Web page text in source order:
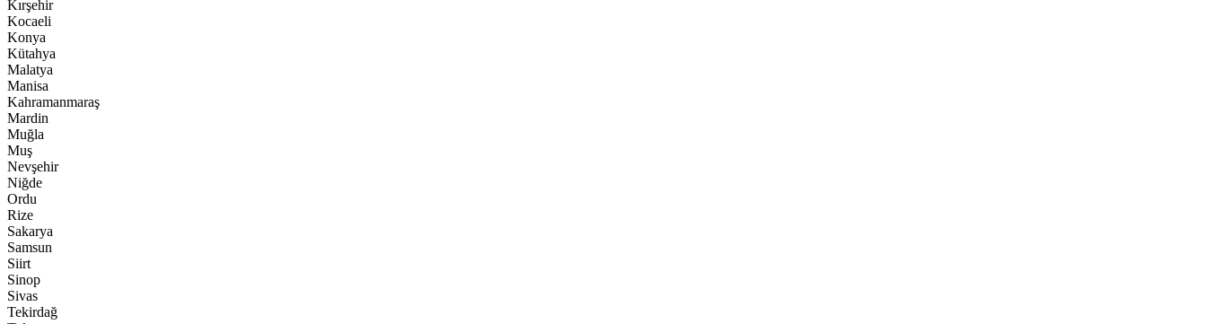
Kırşehir
Kocaeli
Konya
Kütahya
Malatya
Manisa
Kahramanmaraş
Mardin
Muğla
Muş
Nevşehir
Niğde
Ordu
Rize
Sakarya
Samsun
Siirt
Sinop
Sivas
Tekirdağ